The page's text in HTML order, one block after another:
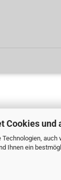
Cookies und
Ihnen ein